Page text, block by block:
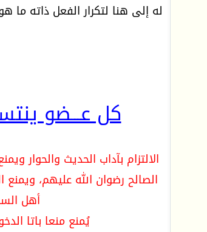
له إلى هنا لتكرار الفعل ذاته ما
كل عـــضو
الالتزام بآداب الحديث والحوار
الصالح رضوان الله عليهم،
أهل
يُمنع منعا باتا